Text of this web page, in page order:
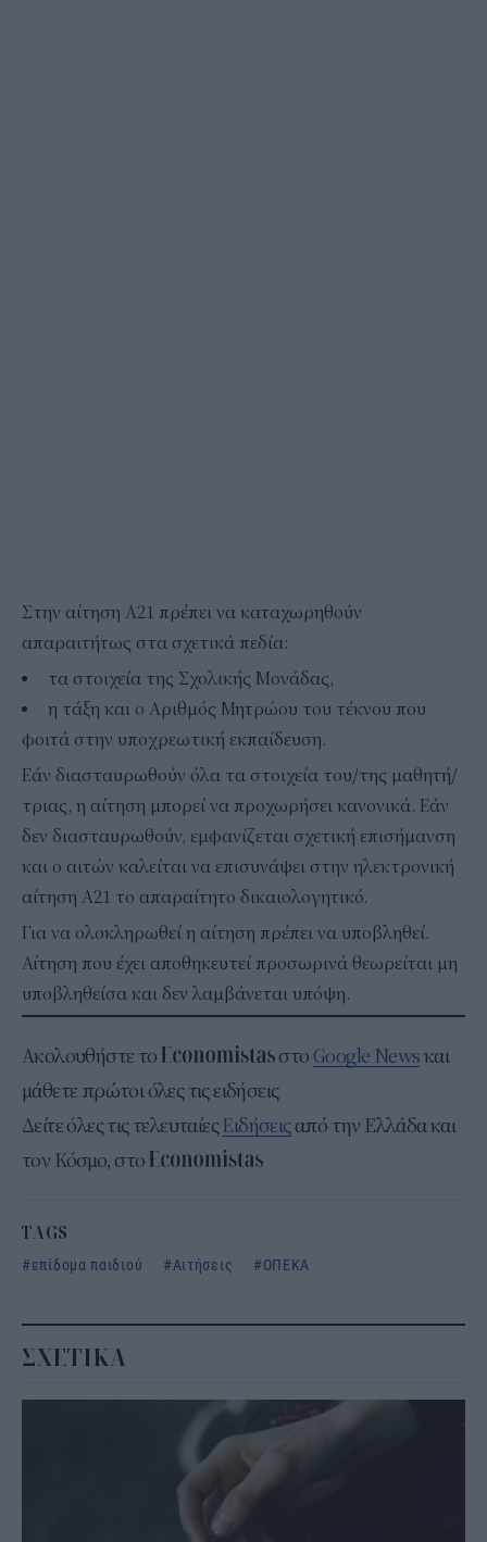
Στην αίτηση Α21 πρέπει να καταχωρηθούν
απαραιτήτως στα σχετικά πεδία:
τα στοιχεία της Σχολικής Μονάδας,
η τάξη και ο Αριθμός Μητρώου του τέκνου που
φοιτά στην υποχρεωτική εκπαίδευση.
Εάν διασταυρωθούν όλα τα στοιχεία του/της μαθητή/
τριας, η αίτηση μπορεί να προχωρήσει κανονικά. Εάν
δεν διασταυρωθούν, εμφανίζεται σχετική επισήμανση
και ο αιτών καλείται να επισυνάψει στην ηλεκτρονική
αίτηση Α21 το απαραίτητο δικαιολογητικό.
Για να ολοκληρωθεί η αίτηση πρέπει να υποβληθεί.
Αίτηση που έχει αποθηκευτεί προσωρινά θεωρείται μη
υποβληθείσα και δεν λαμβάνεται υπόψη.
Ακολουθήστε το στο Google Newsκαι
μάθετε πρώτοι όλες τις ειδήσεις
Δείτε όλες τις τελευταίεςΕιδήσειςαπό την Ελλάδα και
τον Κόσμο, στο
TAGS
επίδομα παιδιού
Αιτήσεις ΟΠΕΚΑ
ΣΧΕΤΙΚΑ